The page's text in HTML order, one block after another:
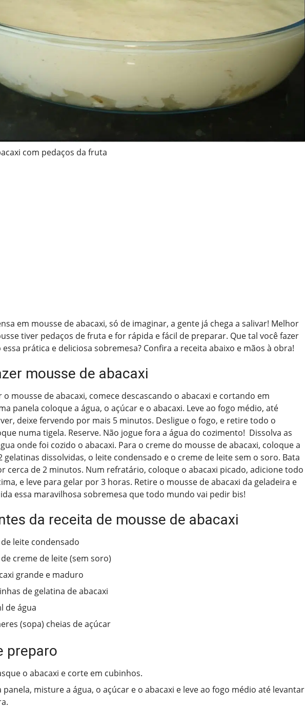
com pedaços da fruta
em mousse de abacaxi, só de imaginar, a gente já chega a salivar! Melhor
tiver pedaços de fruta e for rápida e fácil de preparar. Que tal você fazer
prática e deliciosa sobremesa? Confira a receita abaixo e mãos à obra!
mousse de abacaxi
o mousse de abacaxi, comece descascando o abacaxi e cortando em
panela coloque a água, o açúcar e o abacaxi. Leve ao fogo médio, até
deixe fervendo por mais 5 minutos. Desligue o fogo, e retire todo o
numa tigela. Reserve. Não jogue fora a água do cozimento! Dissolva as
onde foi cozido o abacaxi. Para o creme do mousse de abacaxi, coloque a
gelatinas dissolvidas, o leite condensado e o creme de leite sem o soro. Bata
cerca de 2 minutos. Num refratário, coloque o abacaxi picado, adicione todo
e leve para gelar por 3 horas. Retire o mousse de abacaxi da geladeira e
essa maravilhosa sobremesa que todo mundo vai pedir bis!
da receita de mousse de abacaxi
leite condensado
creme de leite (sem soro)
grande e maduro
de gelatina de abacaxi
de água
(sopa) cheias de açúcar
preparo
o abacaxi e corte em cubinhos.
panela, misture a água, o açúcar e o abacaxi e leve ao fogo médio até levantar